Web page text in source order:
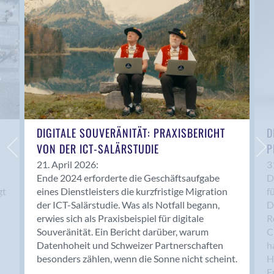
Anwil
Appenzell
Au SG
Baar
Baden
Balsthal
Balzers
Basel
Bassersdorf
Belp
Bendern
Benken (SG)
Bergdietikon
Berlin
Bern
Bern - Liebefeld
DIGITALE SOUVERÄNITÄT: PRAXISBERICHT
VON DER ICT-SALÄRSTUDIE
21. April 2026:
Ende 2024 erforderte die Geschäftsaufgabe
eines Dienstleisters die kurzfristige Migration
der ICT-Salärstudie. Was als Notfall begann,
erwies sich als Praxisbeispiel für digitale
Souveränität. Ein Bericht darüber, warum
Datenhoheit und Schweizer Partnerschaften
besonders zählen, wenn die Sonne nicht scheint.